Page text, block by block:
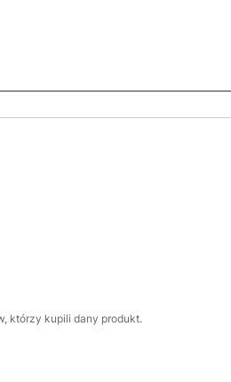
którzy kupili dany produkt.